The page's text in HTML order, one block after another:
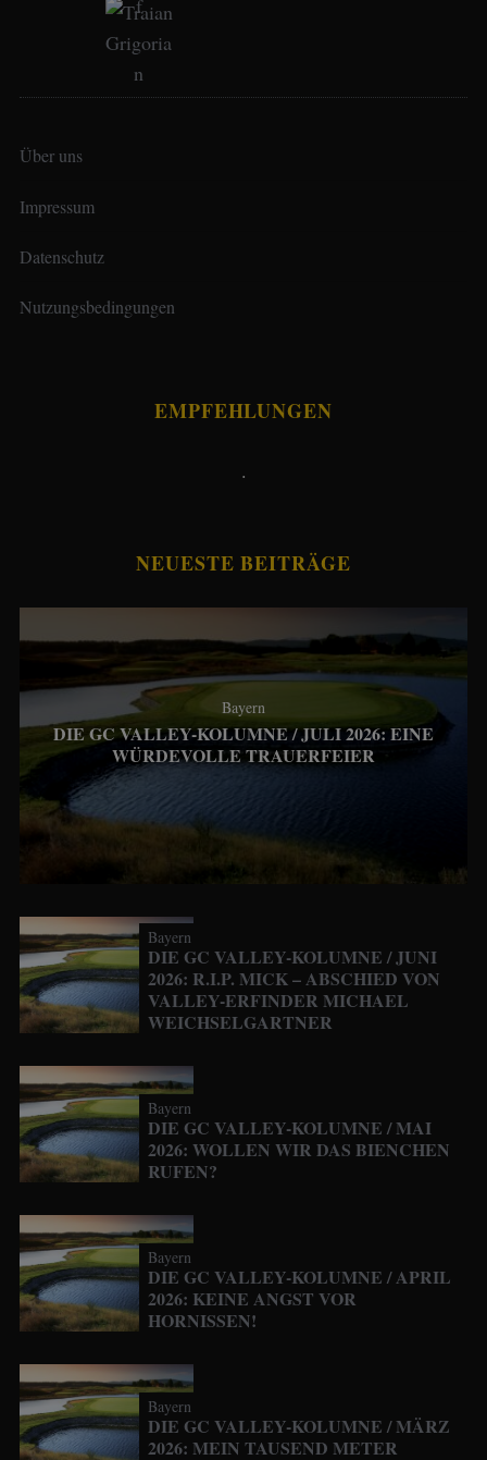
Über uns
Impressum
Datenschutz
Nutzungsbedingungen
EMPFEHLUNGEN
.
NEUESTE BEITRÄGE
Bayern
DIE GC VALLEY-KOLUMNE / JULI 2026: EINE
WÜRDEVOLLE TRAUERFEIER
Bayern
DIE GC VALLEY-KOLUMNE / JUNI
2026: R.I.P. MICK – ABSCHIED VON
VALLEY-ERFINDER MICHAEL
WEICHSELGARTNER
Bayern
DIE GC VALLEY-KOLUMNE / MAI
2026: WOLLEN WIR DAS BIENCHEN
RUFEN?
Bayern
DIE GC VALLEY-KOLUMNE / APRIL
2026: KEINE ANGST VOR
HORNISSEN!
Bayern
DIE GC VALLEY-KOLUMNE / MÄRZ
2026: MEIN TAUSEND METER